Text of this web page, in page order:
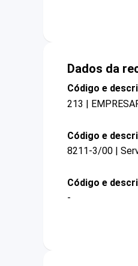
Dados da
Código e
213 |
Código e
8211-3/00 |
Código e
-